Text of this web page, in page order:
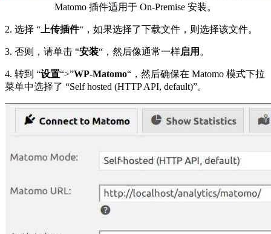
Matomo 插件适用于 On-Premise 安装。
2. 选择 “ 上传插件“，如果选择了下载文件，则选择该文件。
3. 否则，请单击 “安装“，然后像通常一样启用 。
4. 转到 “设置“>”WP-Matomo“，然后确保在 Matomo 模式下拉
菜单中选择了 “Self hosted (HTTP API, default)”。